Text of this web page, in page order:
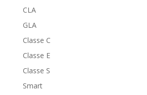
CLA
GLA
Classe C
Classe E
Classe S
Smart